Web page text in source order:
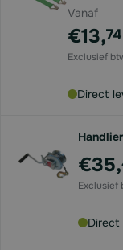
Vanaf
€13,74
Direct
€35,
Direct